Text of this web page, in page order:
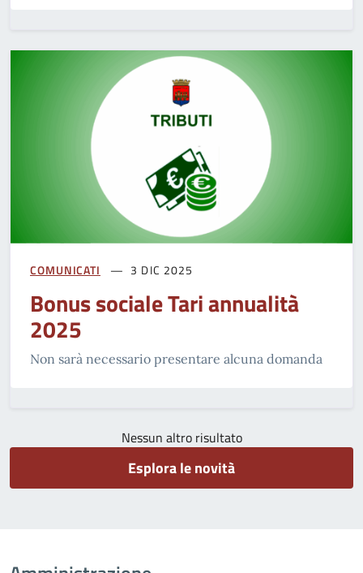
COMUNICATI 3 DIC 2025
Bonus sociale Tari annualità
2025
Non sarà necessario presentare alcuna domanda
Nessun altro risultato
Esplora le novità